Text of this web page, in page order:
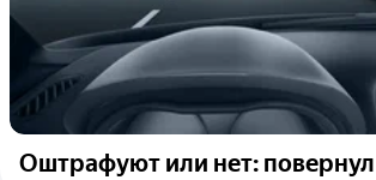
Оштрафуют или нет: